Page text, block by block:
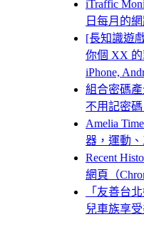
iTraffic
日每月的
[長知識遊
你個 XX
iPhone,
組合密碼產
不用記密
Amelia
器，運動、
Recent
網頁（
「友善台
兒車族享